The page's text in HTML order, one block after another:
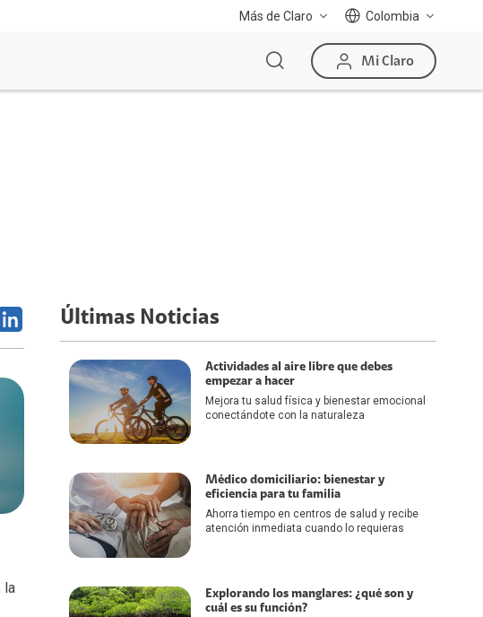
Más de Claro Colombia
Mi Claro
la
Últimas Noticias
Actividades al aire libre que debes
empezar a hacer
Mejora tu salud física y bienestar emocional
conectándote con la naturaleza
Médico domiciliario: bienestar y
eficiencia para tu familia
Ahorra tiempo en centros de salud y recibe
atención inmediata cuando lo requieras
Explorando los manglares: ¿qué son y
cuál es su función?